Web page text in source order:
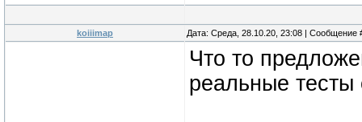
koiiimap Дата: Среда, 28.10.20, 23:08 | Сообщение
Что то
реальные тесты